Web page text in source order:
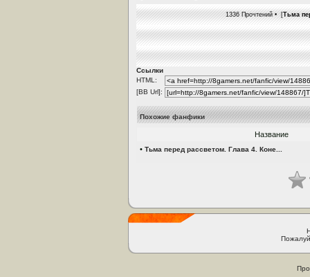
1336 Прочтений • [Тьма
Ссылки
HTML:
[BB Url]:
Похожие фанфики
Название
• Тьма перед рассветом. Глава 4. Коне...